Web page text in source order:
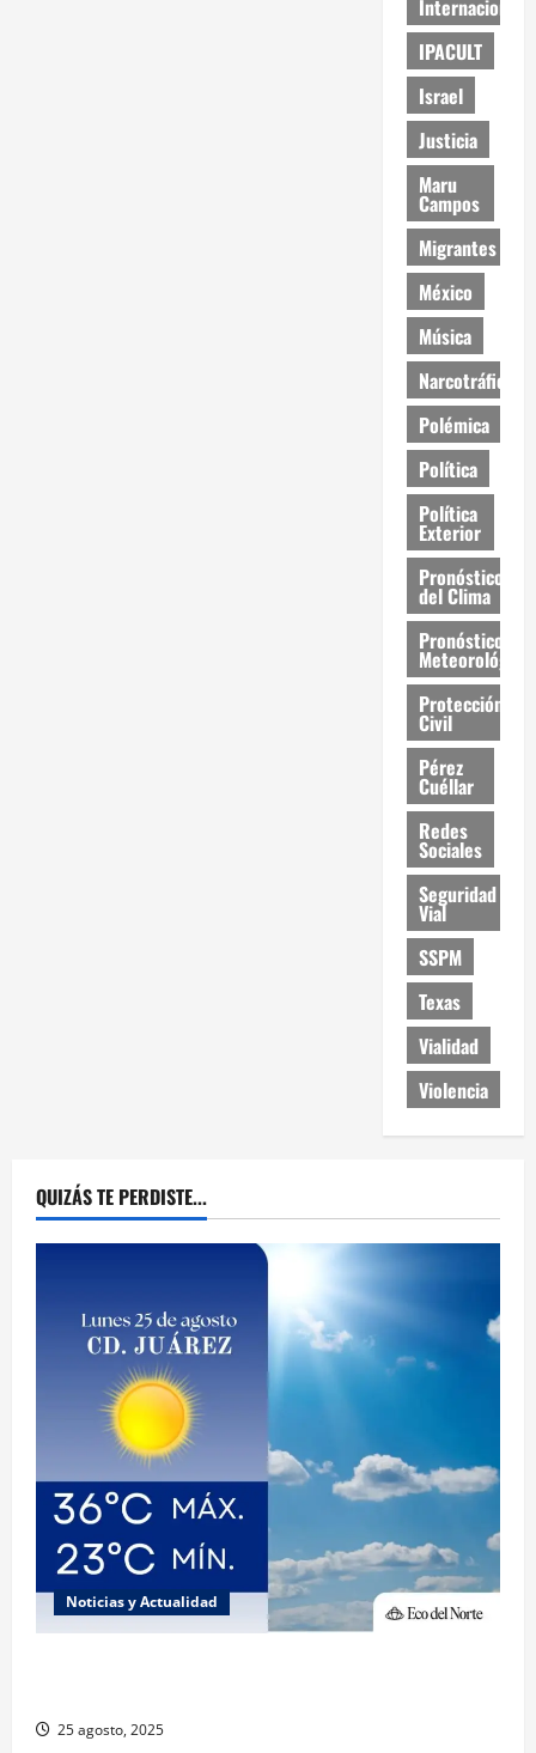
Internacional
IPACULT
Israel
Justicia
Maru
Campos
Migrantes
México
Música
Narcotráfico
Polémica
Política
Política
Exterior
Pronóstico
del Clima
Pronóstico
Meteorológico
Protección
Civil
Pérez
Cuéllar
Redes
Sociales
Seguridad
Vial
SSPM
Texas
Vialidad
Violencia
QUIZÁS TE PERDISTE...
Noticias y Actualidad
25 agosto, 2025